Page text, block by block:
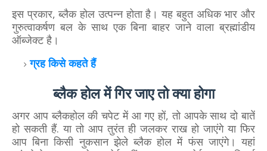
इस प्रकार, ब्लैक होल उत्पन्न होता है। यह बहुत अधिक भार और
गुरुत्वाकर्षण बल के साथ एक बिना बाहर जाने वाला ब्रह्मांडीय
ऑब्जेक्ट है।
ग्रह किसे कहते हैं
ब्लैक होल में गिर जाए तो क्या होगा
अगर आप ब्लैकहोल की चपेट में आ गए हों, तो आपके साथ दो बातें
हो सकती हैं. या तो आप तुरंत ही जलकर राख हो जाएंगे या फिर
आप बिना किसी नुकसान झेले ब्लैक होल में फंस जाएंगे। यहां